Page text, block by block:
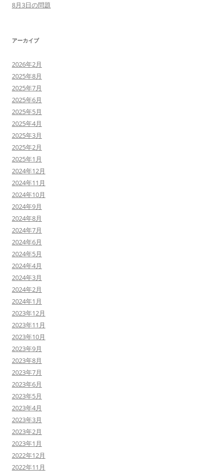
8月3日の問題
アーカイブ
2026年2月
2025年8月
2025年7月
2025年6月
2025年5月
2025年4月
2025年3月
2025年2月
2025年1月
2024年12月
2024年11月
2024年10月
2024年9月
2024年8月
2024年7月
2024年6月
2024年5月
2024年4月
2024年3月
2024年2月
2024年1月
2023年12月
2023年11月
2023年10月
2023年9月
2023年8月
2023年7月
2023年6月
2023年5月
2023年4月
2023年3月
2023年2月
2023年1月
2022年12月
2022年11月